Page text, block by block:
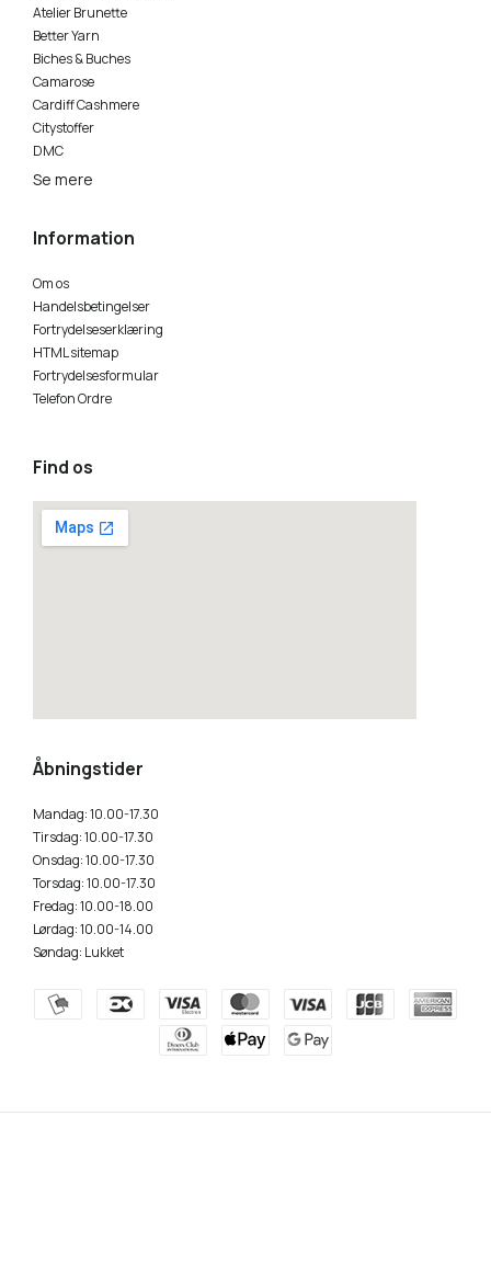
Atelier Brunette
Better Yarn
Biches & Buches
Camarose
Cardiff Cashmere
Citystoffer
DMC
Se mere
Information
Om os
Handelsbetingelser
Fortrydelseserklæring
HTML sitemap
Fortrydelsesformular
Telefon Ordre
Find os
Åbningstider
Mandag: 10.00-17.30
Tirsdag: 10.00-17.30
Onsdag: 10.00-17.30
Torsdag: 10.00-17.30
Fredag: 10.00-18.00
Lørdag: 10.00-14.00
Søndag: Lukket